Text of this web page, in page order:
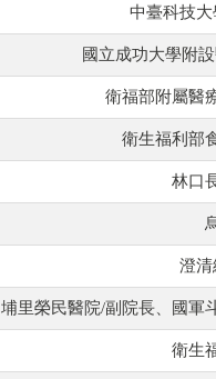
中臺科技
國立成功大學附
衛福部附屬醫
衛生福利部
林口
澄清
埔里榮民醫院/副院長、國軍
衛生